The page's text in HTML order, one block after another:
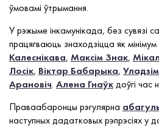
ўмовамі ўтрымання.
У рэжыме інкамунікада, без сувязі
працягваюць знаходзіцца як мінімум
Калеснікава, Максім Знак,
Лосік, Віктар Бабарыка,
Арановіч. Алена Гнаўкдоўгі час
Праваабаронцы рэгулярна
наступных дадатковых рэпрэсіях у